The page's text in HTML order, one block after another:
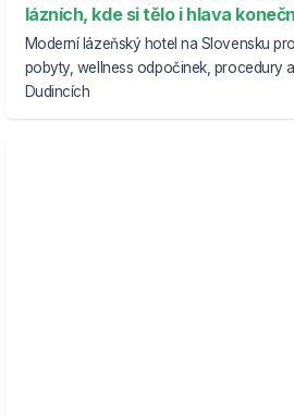
lázních, kde si tělo i hlava
Moderní lázeňský hotel na Slovensku
pobyty, wellness odpočinek, procedury
Dudincích